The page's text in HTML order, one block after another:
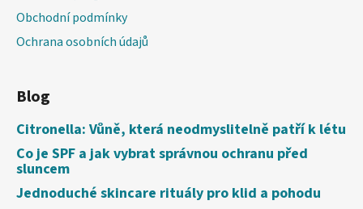
Obchodní podmínky
Ochrana osobních údajů
Blog
Citronella: Vůně, která neodmyslitelně patří k létu
Co je SPF a jak vybrat správnou ochranu před
sluncem
Jednoduché skincare rituály pro klid a pohodu